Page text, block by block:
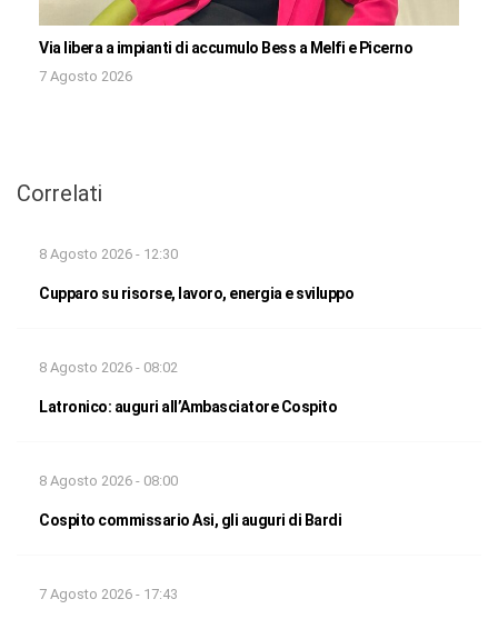
Via libera a impianti di accumulo Bess a Melfi e Picerno
7 Agosto 2026
Correlati
8 Agosto 2026 - 12:30
Cupparo su risorse, lavoro, energia e sviluppo
8 Agosto 2026 - 08:02
Latronico: auguri all’Ambasciatore Cospito
8 Agosto 2026 - 08:00
Cospito commissario Asi, gli auguri di Bardi
7 Agosto 2026 - 17:43